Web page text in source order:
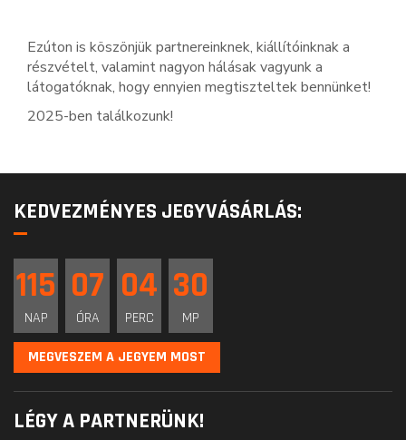
Ezúton is köszönjük partnereinknek, kiállítóinknak a
részvételt, valamint nagyon hálásak vagyunk a
látogatóknak, hogy ennyien megtiszteltek bennünket!
2025-ben találkozunk!
KEDVEZMÉNYES JEGYVÁSÁRLÁS:
115
NAP
07
ÓRA
04
PERC
29
MP
MEGVESZEM A JEGYEM MOST
LÉGY A PARTNERÜNK!